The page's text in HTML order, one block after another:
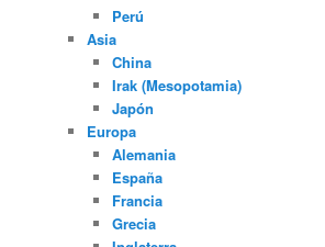
Perú
Asia
China
Irak (Mesopotamia)
Japón
Europa
Alemania
España
Francia
Grecia